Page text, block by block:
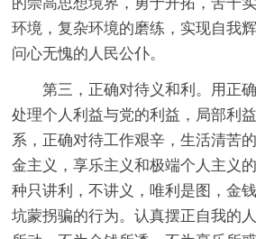
环境，复杂环境的磨练，实现自我
问心无愧的人民公仆。
第三，正确对待义和利。用正
处理个人利益与党的利益，局部利
系，正确对待工作艰辛，生活清苦
金主义，享乐主义和极端个人主义
种只讲利，不讲义，唯利是图，金
坑蒙拐骗的行为。认真摆正自我的